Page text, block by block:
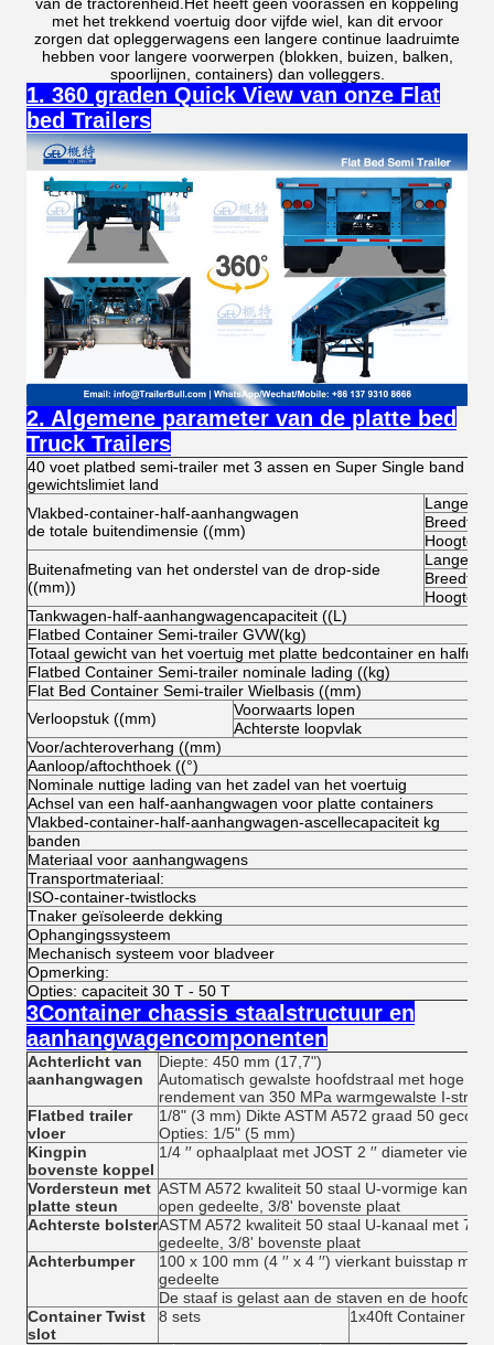
met het trekkend voertuig door vijfde wiel, kan dit ervoor
zorgen dat opleggerwagens een langere continue laadruimte
hebben voor langere voorwerpen (blokken, buizen, balken,
spoorlijnen, containers) dan volleggers.
1. 360 graden Quick View van onze Flat
bed Trailers
2. Algemene parameter van de platte bed
Truck Trailers
40 voet platbed semi-trailer met 3 assen en Super Single band
gewichtslimiet land
Vlakbed-container-half-aanhangwagen
de totale buitendimensie ((mm)
Lange
Breedte
Hoogte
Buitenafmeting van het onderstel van de drop-side
((mm))
Lange
Breedte
Hoogte
Tankwagen-half-aanhangwagencapaciteit ((L)
Flatbed Container Semi-trailer GVW(kg)
Totaal gewicht van het voertuig met platte bedcontainer en halfrol
Flatbed Container Semi-trailer nominale lading ((kg)
Flat Bed Container Semi-trailer Wielbasis ((mm)
Verloopstuk ((mm)
Voorwaarts lopen
Achterste loopvlak
Voor/achteroverhang ((mm)
Aanloop/aftochthoek ((°)
Nominale nuttige lading van het zadel van het voertuig
Achsel van een half-aanhangwagen voor platte containers
Vlakbed-container-half-aanhangwagen-ascellecapaciteit kg
banden
Materiaal voor aanhangwagens
Transportmateriaal:
ISO-container-twistlocks
Tnaker geïsoleerde dekking
Ophangingssysteem
Mechanisch systeem voor bladveer
Opmerking:
Opties: capaciteit 30 T - 50 T
3Container chassis staalstructuur en
aanhangwagencomponenten
Achterlicht van
aanhangwagen
Diepte: 450 mm (17,7")
Automatisch gewalste hoofdstraal met hoge
rendement van 350 MPa warmgewalste I-straal
Flatbed trailer
vloer
1/8" (3 mm) Dikte ASTM A572 graad 50
Opties: 1/5" (5 mm)
Kingpin
bovenste koppel
1/4 ′′ ophaalplaat met JOST 2 ′′ diameter
Vordersteun met
platte steun
ASTM A572 kwaliteit 50 staal U-vormige
open gedeelte, 3/8' bovenste plaat
Achterste bolsterASTM A572 kwaliteit 50 staal U-kanaal met 7'
gedeelte, 3/8' bovenste plaat
Achterbumper
100 x 100 mm (4 ′′ x 4 ′′) vierkant buisstap met
gedeelte
De staaf is gelast aan de staven en de
Container Twist
slot
8 sets 1x40ft Container en